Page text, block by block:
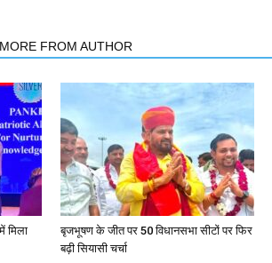
MORE FROM AUTHOR
मिला
बृजभूषण के जीत पर 50 विधानसभा सीटों पर फिर
बढ़ी सियासी चर्चा